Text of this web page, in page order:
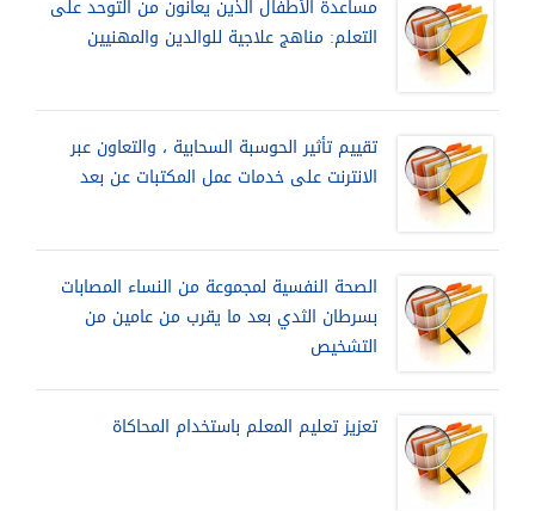
مساعدة الأطفال الذين يعانون من التوحد على
التعلم: مناهج علاجية للوالدين والمهنيين
تقييم تأثير الحوسبة السحابية ، والتعاون عبر
الانترنت على خدمات عمل المكتبات عن بعد
الصحة النفسية لمجموعة من النساء المصابات
بسرطان الثدي بعد ما يقرب من عامين من
التشخيص
تعزيز تعليم المعلم باستخدام المحاكاة